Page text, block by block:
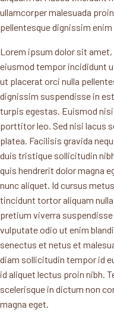
ullamcorper malesuada
pellentesque dignissim
Lorem ipsum dolor sit
eiusmod tempor incididunt
ut placerat orci nulla
dignissim suspendisse in
turpis egestas. Euismod
porttitor leo. Sed nisi lacus
platea. Facilisis gravida
duis tristique sollicitudin
quis hendrerit dolor magna
nunc aliquet. Id cursus
tincidunt tortor aliquam
pretium viverra
vulputate odio ut enim
senectus et netus et
diam sollicitudin tempor id
id aliquet lectus proin nibh.
scelerisque in dictum non
magna eget.